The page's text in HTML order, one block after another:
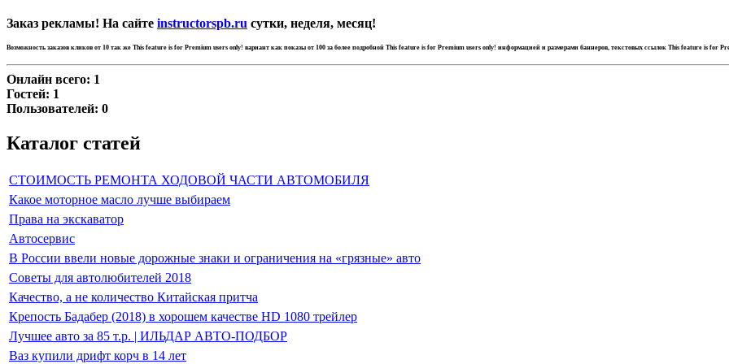
Заказ рекламы! На сайте instructorspb.ru сутки, неделя, месяц!
Возможность заказов кликов от 10 так же This feature is for Premium users only! вариант как показы от 100 за более подробной This feature is for Premium users only! информацией и размерами баннеров, текстовых ссылок This feature is for
Онлайн всего: 1
Гостей: 1
Пользователей: 0
Каталог статей
СТОИМОСТЬ РЕМОНТА ХОДОВОЙ ЧАСТИ АВТОМОБИЛЯ
Какое моторное масло лучше выбираем
Права на экскаватор
Автосервис
В России ввели новые дорожные знаки и ограничения на «грязные» авто
Советы для автолюбителей 2018
Качество, а не количество Китайская притча
Крепость Бадабер (2018) в хорошем качестве HD 1080 трейлер
Лучшее авто за 85 т.р. | ИЛЬДАР АВТО-ПОДБОР
Ваз купили дрифт корч в 14 лет